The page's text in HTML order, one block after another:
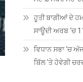
ਹੂਤੀ ਬਾਗੀਆਂ ਦੇ
ਸਾਊਦੀ ਅਰਬ ‘ਚ
ਵਿਧਾਨ ਸਭਾ ‘ਚ
ਬਿੱਲ ‘ਤੇ ਹੋਵੇਗੀ